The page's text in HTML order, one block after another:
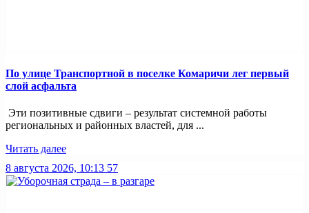
По улице Транспортной в поселке Комаричи лег первый
слой асфальта
Эти позитивные сдвиги – результат системной работы
региональных и районных властей, для ...
Читать далее
8 августа 2026, 10:13 57